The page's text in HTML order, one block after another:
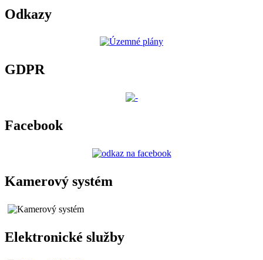
Odkazy
GDPR
Facebook
Kamerový systém
Elektronické služby